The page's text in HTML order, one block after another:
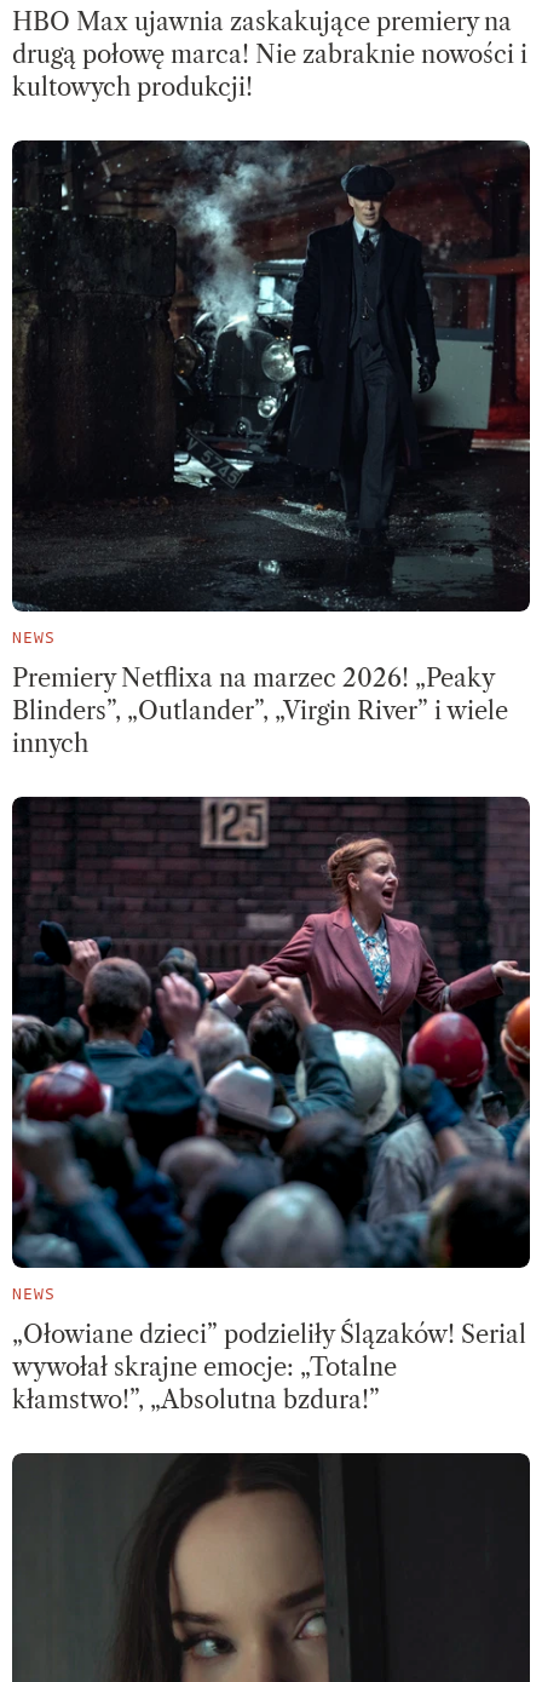
HBO Max ujawnia zaskakujące premiery na
drugą połowę marca! Nie zabraknie nowości i
kultowych produkcji!
NEWS
Premiery Netflixa na marzec 2026! „Peaky
Blinders”, „Outlander”, „Virgin River” i wiele
innych
NEWS
„Ołowiane dzieci” podzieliły Ślązaków! Serial
wywołał skrajne emocje: „Totalne
kłamstwo!”, „Absolutna bzdura!”